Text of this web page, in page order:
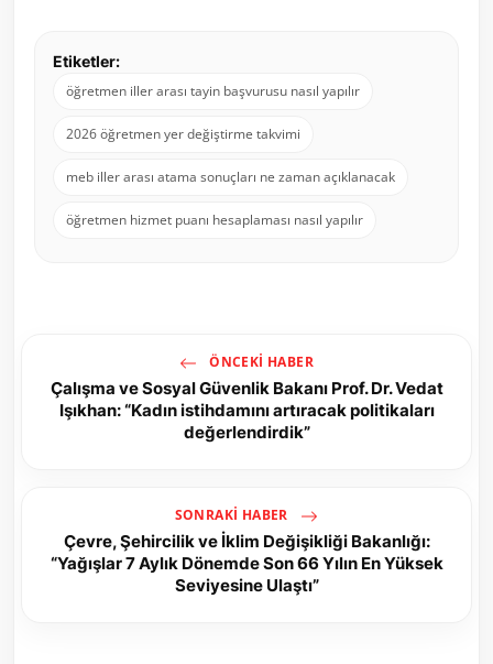
Etiketler:
öğretmen iller arası tayin başvurusu nasıl yapılır
2026 öğretmen yer değiştirme takvimi
meb iller arası atama sonuçları ne zaman açıklanacak
öğretmen hizmet puanı hesaplaması nasıl yapılır
ÖNCEKI HABER
Çalışma ve Sosyal Güvenlik Bakanı Prof. Dr. Vedat
Işıkhan: “Kadın istihdamını artıracak politikaları
değerlendirdik”
SONRAKI HABER
Çevre, Şehircilik ve İklim Değişikliği Bakanlığı:
“Yağışlar 7 Aylık Dönemde Son 66 Yılın En Yüksek
Seviyesine Ulaştı”